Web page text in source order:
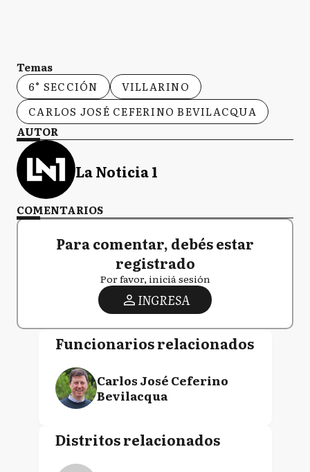
Temas
6° SECCIÓN
VILLARINO
CARLOS JOSÉ CEFERINO BEVILACQUA
AUTOR
La Noticia 1
COMENTARIOS
Para comentar, debés estar
registrado
Por favor, iniciá sesión
INGRESA
Funcionarios relacionados
Carlos José Ceferino
Bevilacqua
Distritos relacionados